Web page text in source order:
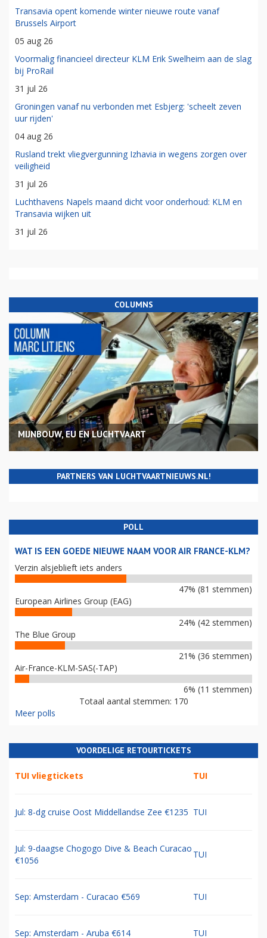
Transavia opent komende winter nieuwe route vanaf
Brussels Airport
05 aug 26
Voormalig financieel directeur KLM Erik Swelheim aan de slag
bij ProRail
31 jul 26
Groningen vanaf nu verbonden met Esbjerg: 'scheelt zeven
uur rijden'
04 aug 26
Rusland trekt vliegvergunning Izhavia in wegens zorgen over
veiligheid
31 jul 26
Luchthavens Napels maand dicht voor onderhoud: KLM en
Transavia wijken uit
31 jul 26
COLUMNS
MIJNBOUW, EU EN LUCHTVAART
PARTNERS VAN LUCHTVAARTNIEUWS.NL!
POLL
WAT IS EEN GOEDE NIEUWE NAAM VOOR AIR FRANCE-KLM?
Verzin alsjeblieft iets anders
47% (81 stemmen)
European Airlines Group (EAG)
24% (42 stemmen)
The Blue Group
21% (36 stemmen)
Air-France-KLM-SAS(-TAP)
6% (11 stemmen)
Totaal aantal stemmen: 170
Meer polls
VOORDELIGE RETOURTICKETS
TUI vliegtickets TUI
Jul: 8-dg cruise Oost Middellandse Zee €1235 TUI
Jul: 9-daagse Chogogo Dive & Beach Curacao
€1056
TUI
Sep: Amsterdam - Curacao €569 TUI
Sep: Amsterdam - Aruba €614 TUI